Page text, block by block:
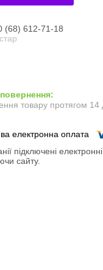
(68) 612-71-18
товару протягом 14
підключені
сайту.